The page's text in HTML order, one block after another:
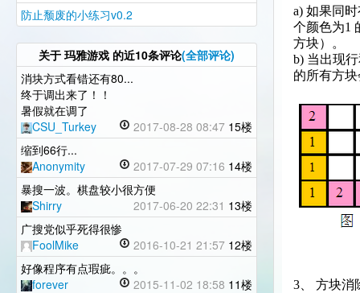
防止颓废的小练习v0.2
关于 玛雅游戏 的近10条评论(全部评论)
消块方式看错还有80...
终于调出来了！！
暑假就在调了
CSU_Turkey
2017-08-28 08:47 15楼
缩到66行...
Anonymity
2017-07-29 07:16 14楼
暴搜一波。棋盘较小很方便
Shirry
2017-06-20 22:31 13楼
广搜党似乎死得很惨
FoolMike
2016-10-21 21:57 12楼
好像程序有点瑕疵。。。
forever
2015-11-02 18:58 11楼
a) 如果同
个颜色为1
方块）。
b) 当出现
的所有方
3、 方块消